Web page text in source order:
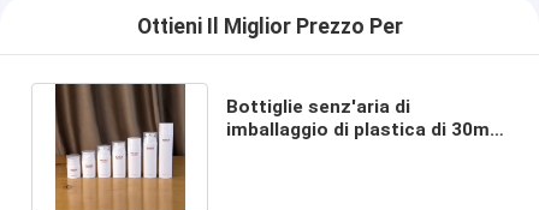
Ottieni Il Miglior Prezzo Per
Bottiglie senz'aria di
imballaggio di plastica di 30ml